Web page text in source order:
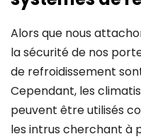
Alors que nous
la sécurité de nos
de refroidissement
Cependant, les
peuvent être utilisés
les intrus cherchant à